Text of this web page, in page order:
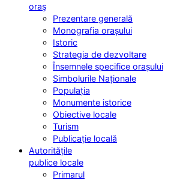
oraș
Prezentare generală
Monografia orașului
Istoric
Strategia de dezvoltare
Însemnele specifice orașului
Simbolurile Naționale
Populația
Monumente istorice
Obiective locale
Turism
Publicație locală
Autoritățile
publice locale
Primarul